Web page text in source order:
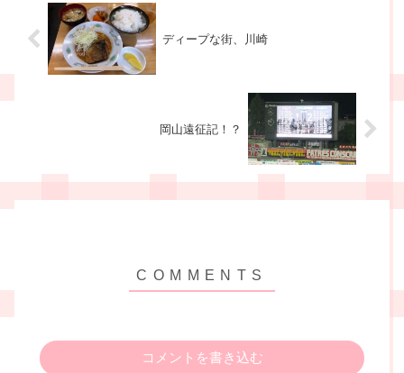
ディープな街、川崎
岡山遠征記！？
コメントを書き込む